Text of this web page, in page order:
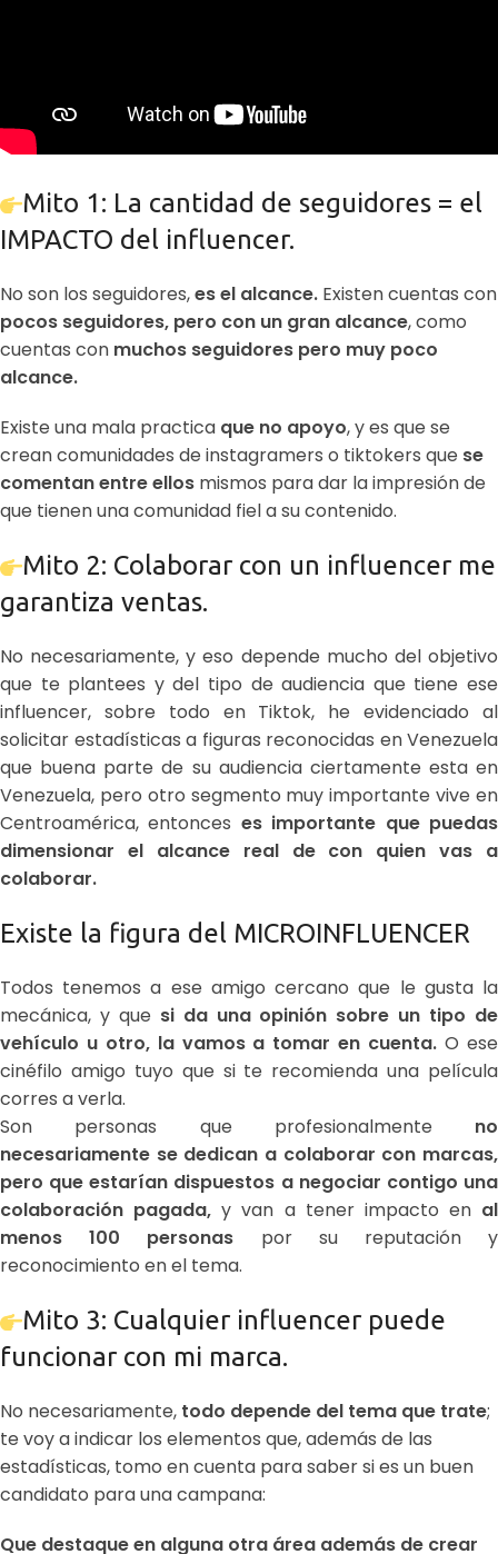
Mito 1: La cantidad de seguidores = el
IMPACTO del influencer.
No son los seguidores,es el alcance. Existen cuentas con
pocos seguidores, pero con un gran alcance, como
cuentas con muchos seguidores pero muy poco
alcance.
Existe una mala practica que no apoyo, y es que se
crean comunidades de instagramers o tiktokers que se
comentan entre ellos mismos para dar la impresión de
que tienen una comunidad fiel a su contenido.
Mito 2: Colaborar con un influencer me
garantiza ventas.
No necesariamente, y eso depende mucho del objetivo
que te plantees y del tipo de audiencia que tiene ese
influencer, sobre todo en Tiktok, he evidenciado al
solicitar estadísticas a figuras reconocidas en Venezuela
que buena parte de su audiencia ciertamente esta en
Venezuela, pero otro segmento muy importante vive en
Centroamérica, entonces es importante que puedas
dimensionar el alcance real de con quien vas a
colaborar.
Existe la figura del MICROINFLUENCER
Todos tenemos a ese amigo cercano que le gusta la
mecánica, y que si da una opinión sobre un tipo de
vehículo u otro, la vamos a tomar en cuenta. O ese
cinéfilo amigo tuyo que si te recomienda una película
corres a verla.
Son personas que profesionalmente no
necesariamente se dedican a colaborar con marcas,
pero que estarían dispuestos a negociar contigo una
colaboración pagada, y van a tener impacto en al
menos 100 personas por su reputación y
reconocimiento en el tema.
Mito 3: Cualquier influencer puede
funcionar con mi marca.
No necesariamente, todo depende del tema que trate;
te voy a indicar los elementos que, además de las
estadísticas, tomo en cuenta para saber si es un buen
candidato para una campana:
Que destaque en alguna otra área además de crear